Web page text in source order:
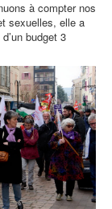
à compter nos
sexuelles, elle a
budget 3